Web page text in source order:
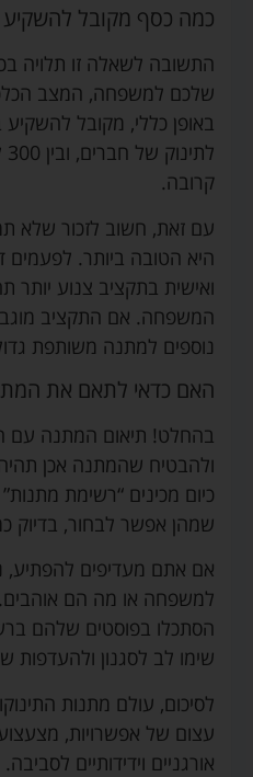
כמה כסף מקובל
התשובה לשאלה זו תלויה
שלכם למשפחה, המצב
קרובה.
עם זאת, חשוב לזכור שלא
היא הטובה ביותר.
ואישית בתקציב צנוע יותר
המשפחה. אם התקציב
נוספים למתנה משותפת
האם כדאי לתאם את
בהחלט! תיאום המתנה עם
ולהבטיח שהמתנה אכן
כיום מכינים “רשימת
שמהן אפשר לבחור, בדיוק
אם אתם מעדיפים להפתיע,
למשפחה או מה הם
הסתכלו בפוסטים שלהם
שימו לב לסגנון ולהעדפות
לסיכום, עולם מתנות
עצום של אפשרויות,
אורגניים וידידותיים